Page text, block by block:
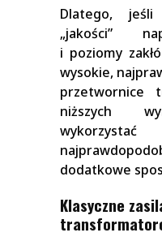
Dlatego,
„jakości”
i poziomy
wysokie,
przetwornice
niższych
dodatkowe
Klasyczne